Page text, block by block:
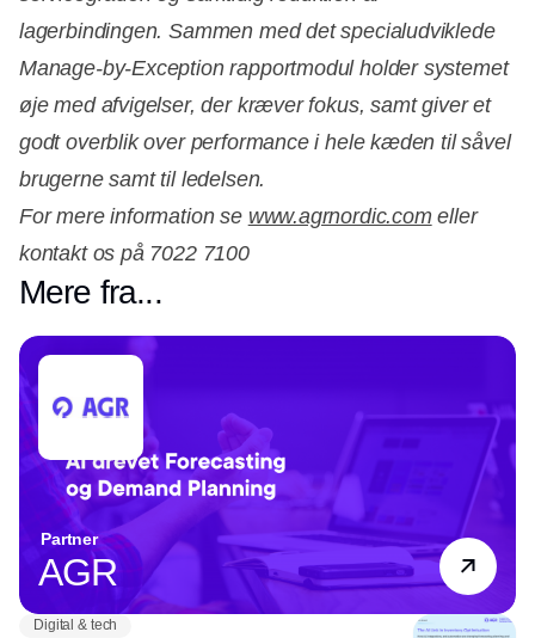
lagerbindingen. Sammen med det specialudviklede
Manage-by-Exception rapportmodul holder systemet
øje med afvigelser, der kræver fokus, samt giver et
godt overblik over performance i hele kæden til såvel
brugerne samt til ledelsen.
For mere information se www.agrnordic.com eller
kontakt os på 7022 7100
Mere fra...
Partner
AGR
Digital & tech